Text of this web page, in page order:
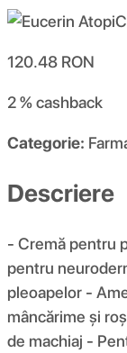
120.48 RON
2 %cashback
Categorie:
Descriere
- Cremă pentru
pentru
pleoapelor -
mâncărime și
de machiaj -